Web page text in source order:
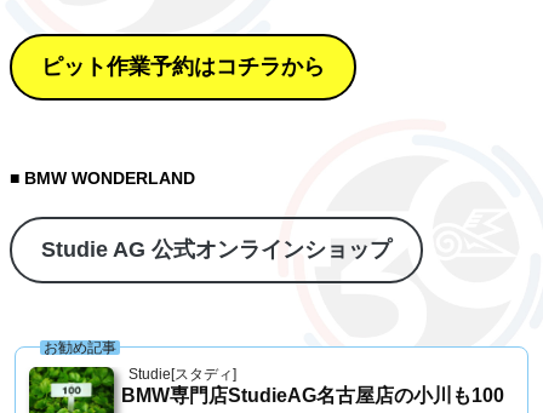
ピット作業予約はコチラから
■ BMW WONDERLAND
Studie AG 公式オンラインショップ
Studie[スタディ]
お勧め記事
BMW専門店StudieAG名古屋店の小川も100